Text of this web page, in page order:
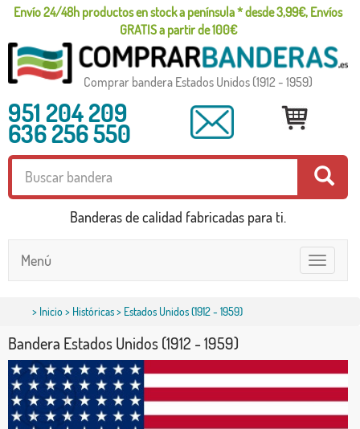
Envío 24/48h productos en stock a península * desde 3,99€, Envíos
GRATIS a partir de 100€
Comprar bandera Estados Unidos (1912 - 1959)
951 204 209
636 256 550
Banderas de calidad fabricadas para ti.
Toggle
navigation
Menú
> Inicio> Históricas> Estados Unidos (1912 - 1959)
Bandera Estados Unidos (1912 - 1959)